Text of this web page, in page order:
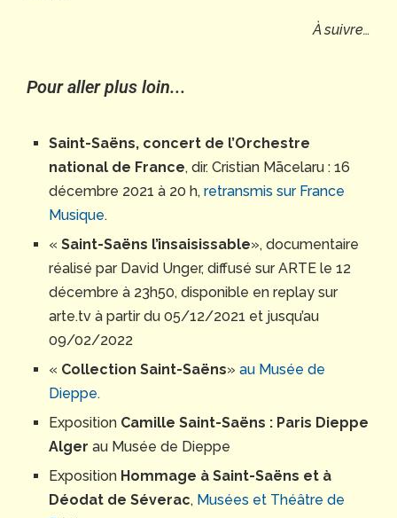
À suivre…
Pour aller plus loin...
Saint-Saëns, concert de l’Orchestre
national de France, dir. Cristian Mācelaru : 16
décembre 2021 à 20 h, retransmis sur France
Musique.
« Saint-Saëns l’insaisissable», documentaire
réalisé par David Unger, diffusé sur ARTE le 12
décembre à 23h50, disponible en replay sur
arte.tv à partir du 05/12/2021 et jusqu’au
09/02/2022
« Collection Saint-Saëns» au Musée de
Dieppe.
Exposition Camille Saint-Saëns : Paris Dieppe
Alger au Musée de Dieppe
Exposition Hommage à Saint-Saëns et à
Déodat de Séverac, Musées et Théâtre de